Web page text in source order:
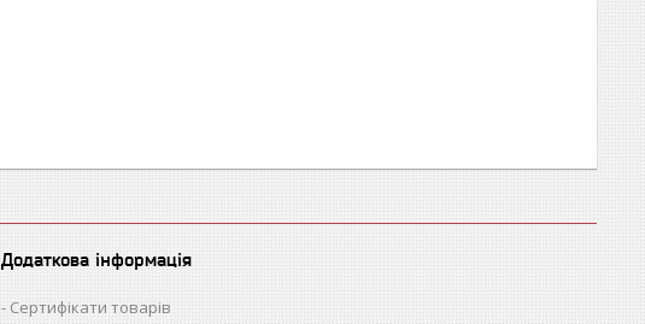
Додаткова інформація
Сертифікати товарів